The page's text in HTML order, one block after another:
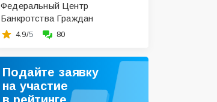
Федеральный Центр
Банкротства Граждан
4.9/5 80
Подайте заявку
на участие